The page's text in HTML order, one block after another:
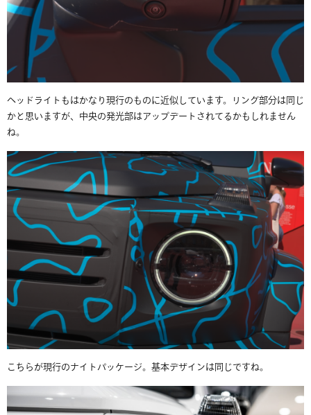
ヘッドライトもはかなり現行のものに近似しています。リング部分は同じ
かと思いますが、中央の発光部はアップデートされてるかもしれません
ね。
こちらが現行のナイトパッケージ。基本デザインは同じですね。